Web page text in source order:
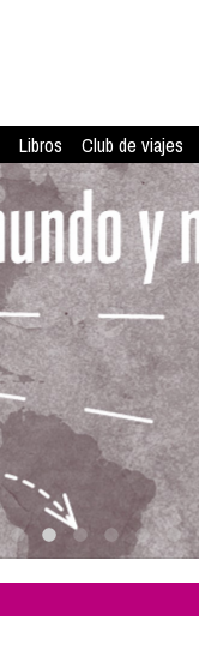
Libros Club de viajes